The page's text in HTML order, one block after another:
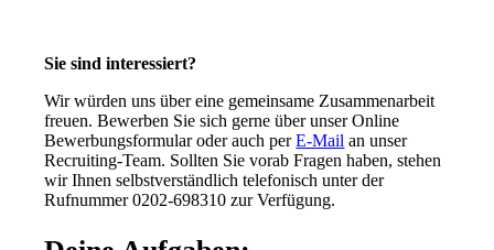
Sie sind interessiert?
Wir würden uns über eine gemeinsame Zusammenarbeit
freuen. Bewerben Sie sich gerne über unser Online
Bewerbungsformular oder auch perE-Mail an unser
Recruiting-Team. Sollten Sie vorab Fragen haben, stehen
wir Ihnen selbstverständlich telefonisch unter der
Rufnummer 0202-698310 zur Verfügung.